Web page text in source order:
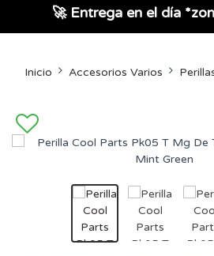
🚀 Entrega en el día
Inicio Accesorios Varios